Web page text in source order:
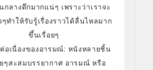
กลางดึกมากแน่ๆ เพราะว่าเราจะ
ๆทำให้รับรู้เรื่องราวได้ลื่นไหลมาก
ขึ้นเรื่อยๆ
อเนื่องของอารมณ์: หนังหลายชิ้น
ๆสะสมบรรยากาศ อารมณ์ หรือ